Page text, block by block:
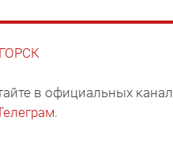
в официальных
.